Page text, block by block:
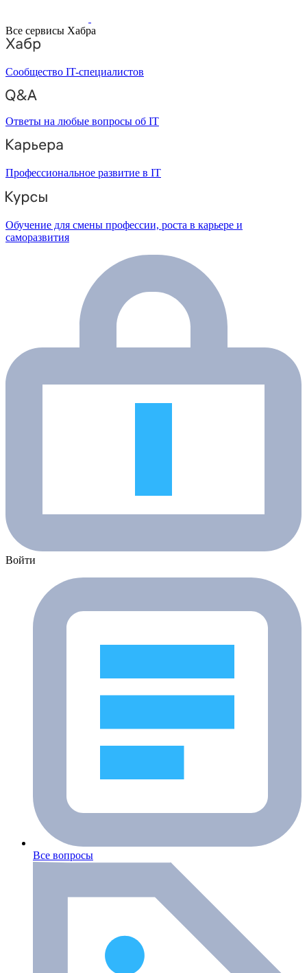
Все сервисы Хабра
Сообщество IT-специалистов
Ответы на любые вопросы об IT
Профессиональное развитие в IT
Обучение для смены профессии, роста в карьере и
саморазвития
Войти
Все вопросы